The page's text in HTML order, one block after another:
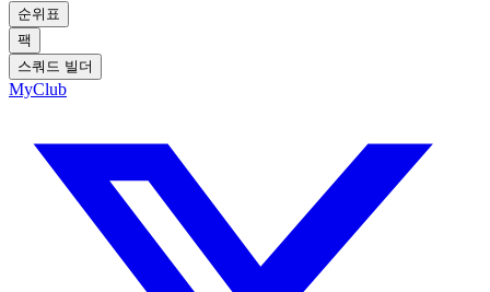
순위표
팩
스쿼드 빌더
MyClub